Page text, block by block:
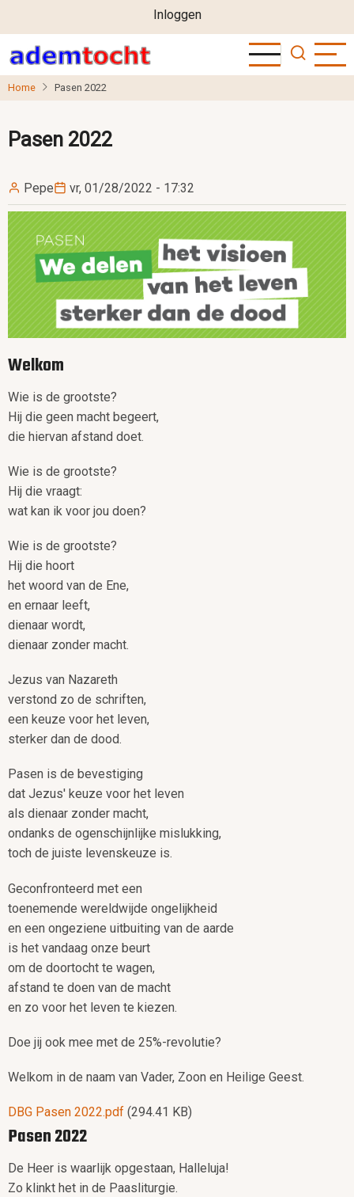
naar
de
inhoud
User
account
menu
Inloggen
Home Pasen 2022
Pasen 2022
Pepe vr, 01/28/2022 - 17:32
Image
Welkom
Wie is de grootste?
Hij die geen macht begeert,
die hiervan afstand doet.
Wie is de grootste?
Hij die vraagt:
wat kan ik voor jou doen?
Wie is de grootste?
Hij die hoort
het woord van de Ene,
en ernaar leeft,
dienaar wordt,
dienaar zonder macht.
Jezus van Nazareth
verstond zo de schriften,
een keuze voor het leven,
sterker dan de dood.
Pasen is de bevestiging
dat Jezus' keuze voor het leven
als dienaar zonder macht,
ondanks de ogenschijnlijke mislukking,
toch de juiste levenskeuze is.
Geconfronteerd met een
toenemende wereldwijde ongelijkheid
en een ongeziene uitbuiting van de aarde
is het vandaag onze beurt
om de doortocht te wagen,
afstand te doen van de macht
en zo voor het leven te kiezen.
Doe jij ook mee met de 25%-revolutie?
Welkom in de naam van Vader, Zoon en Heilige Geest.
Document
DBG Pasen 2022.pdf (294.41 KB)
Pasen 2022
De Heer is waarlijk opgestaan, Halleluja!
Zo klinkt het in de Paasliturgie.